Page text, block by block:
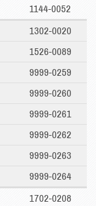
1144-0052
1302-0020
1526-0089
9999-0259
9999-0260
9999-0261
9999-0262
9999-0263
9999-0264
1702-0208